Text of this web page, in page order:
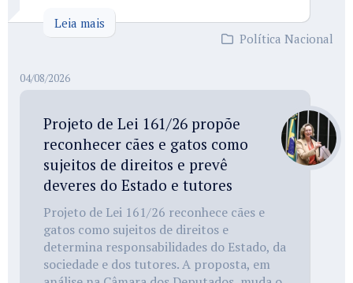
Leia mais
Política Nacional
04/08/2026
Projeto de Lei 161/26 propõe
reconhecer cães e gatos como
sujeitos de direitos e prevê
deveres do Estado e tutores
Projeto de Lei 161/26 reconhece cães e
gatos como sujeitos de direitos e
determina responsabilidades do Estado, da
sociedade e dos tutores. A proposta, em